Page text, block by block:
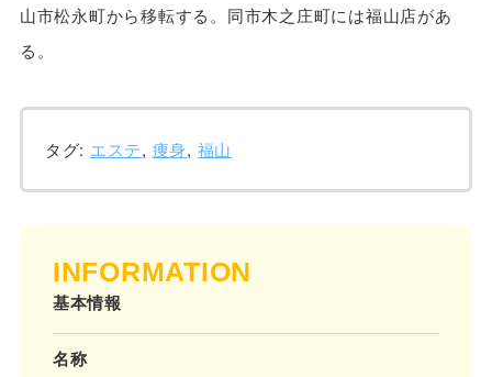
山市松永町から移転する。同市木之庄町には福山店があ
る。
タグ: エステ, 痩身, 福山
INFORMATION
基本情報
名称